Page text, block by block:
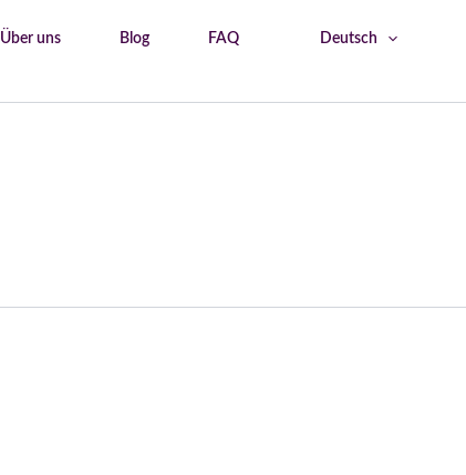
Über uns Blog FAQ Deutsch